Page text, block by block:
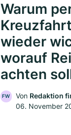
Warum
wieder
worauf
achten
FW Von Redaktion
06. November